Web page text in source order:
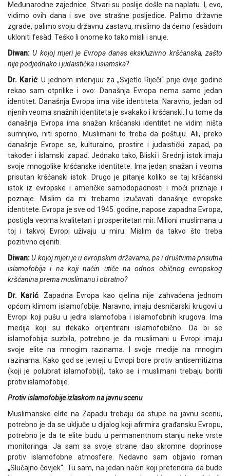
Međunarodne zajednice. Stvari su poslije došle na naplatu. I, evo,
vidimo ovih dana i sve ove strašne posljedice. Palimo državne
zgrade, palimo svoju državnu zastavu, mislimo da ćemo fesädom
ukloniti fesäd. Teško li onome ko tako misli i snuje.
Diwan: U kojoj mjeri je Evropa danas ekskluzivno kršćanska, zašto
nije podjednako i judaistička i islamska?
Dr. Karić: U jednom intervjuu za „Svjetlo Riječi“ prije dvije godine
rekao sam otprilike i ovo: Današnja Evropa nema samo jedan
identitet. Današnja Evropa ima više identiteta. Naravno, jedan od
njenih veoma snažnih identiteta je svakako i kršćanski. I u tome da
današnja Evropa ima snažan kršćanski identitet ne vidim ništa
sumnjivo, niti sporno. Muslimani to treba da poštuju. Ali, preko
današnje Evrope se, kulturalno, prostire i judaistički zapad, pa
također i islamski zapad. Jednako tako, Bliski i Srednji istok imaju
svoje mnogolike kršćanske identitete. Ima jedan snažan i veoma
prisutan kršćanski istok. Drugo je pitanje koliko se taj kršćanski
istok iz evropske i američke samodopadnosti i moći priznaje i
poznaje. Mislim da mi trebamo izučavati današnje evropske
identitete. Evropa je sve od 1945. godine, napose zapadna Evropa,
postigla veoma kvalitetan i prosperitetan mir. Milioni muslimana u
toj i takvoj Evropi uživaju u miru. Mislim da takvo što treba
pozitivno cijeniti.
Diwan: U kojoj mjeri je u evropskim državama, pa i društvima prisutna
islamofobija i na koji način utiče na odnos običnog evropskog
kršćanina prema muslimanu i obratno?
Dr. Karić: Zapadna Evropa kao cjelina nije zahvaćena jednom
općom klimom islamofobije. Naravno, imaju desničarski krugovi u
Evropi koji pušu u jedra islamofoba i islamofobnih krugova. Ima
medija koji su itekako orijentirani islamofobično. Da bi se
islamofobija suzbila, potrebno je da muslimani u Evropi imaju
svoje elite na mnogim razinama. I svoje medije na mnogim
razinama. Kako god se jevreji u Evropi bore protiv antisemitizma
(koji je polubrat islamofobiji), tako se i muslimani trebaju boriti
protiv islamofobije.
Protiv islamofobije izlaskom na javnu scenu
Muslimanske elite na Zapadu trebaju da stupe na javnu scenu,
potrebno je da se uključe u dijalog koji afirmira građansku Evropu,
potrebno je da te elite budu u permanentnom stanju neke vrste
monitoringa. Ja sam sa svoje strane dao skromne doprinose
protiv islamofobne atmosfere. Nedavno sam objavio roman
„Slučajno čovjek“. Tu sam, na jedan način koji pretendira da bude